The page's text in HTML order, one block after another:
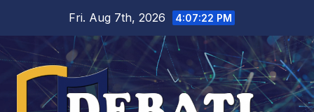
content
Fri. Aug 7th, 2026 4:07:23 PM